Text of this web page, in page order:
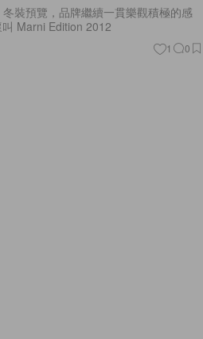
裝預覽，品牌繼續一貫樂觀積極的感
Marni Edition 2012
1 0